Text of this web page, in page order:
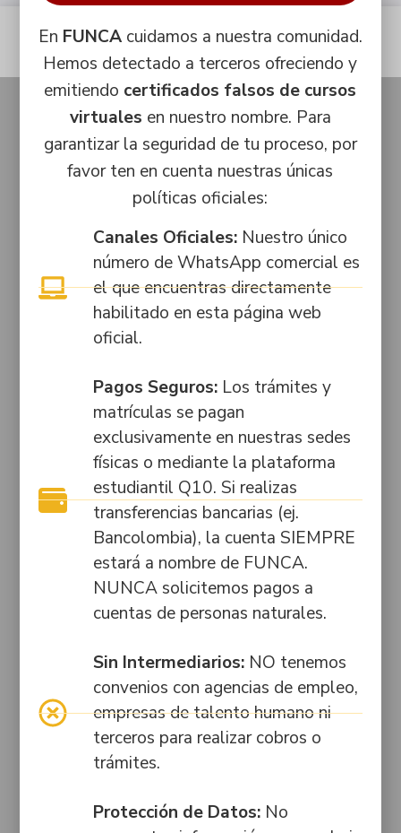
Inscríbete ahora
NIT.
800250596-
Licencia de
Funcionamiento
Sede Bogotá:
Resolución N.º
5301 de 1997,
modificada por
resoluciones
4676 de 2006
y 030045 de
2016, emitidas
Secretaría
Distrital de
Educación de
Bogotá.
Licencia de
Funcionamiento
Resolución N.º
2014, emitida
por la
Secretaría
Municipal de
Contacto
Comercial:
+57
3002226734
Académico:
+57
3042690218
Administrativo:
PBX:
6012875255
contacto@seashell-crab-
596185.hostingersite.com
Bogotá:
Av.
Caracas
# 34-
48
Itagüí:
50
#46-
35
Legal
Políticas de
tratamiento
de datos
Aviso de
privacidad
Flujograma
de
tratamiento
de datos
Solicitar
PQRSF
Consultar
estado de
PQRSF
Documentos
ESAL
Trabaja
nosotros
ingresar tu
email
nuestra
política de
tratamiento
de datos.
En FUNCAcuidamos a nuestra comunidad.
Hemos detectado a terceros ofreciendo y
emitiendo certificados falsos de cursos
virtuales en nuestro nombre. Para
garantizar la seguridad de tu proceso, por
favor ten en cuenta nuestras únicas
políticas oficiales:
Canales Oficiales:Nuestro único
número de WhatsApp comercial es
el que encuentras directamente
habilitado en esta página web
oficial.
Pagos Seguros:Los trámites y
matrículas se pagan
exclusivamente en nuestras sedes
físicas o mediante la plataforma
estudiantil Q10. Si realizas
transferencias bancarias (ej.
Bancolombia), la cuenta SIEMPRE
estará a nombre de FUNCA.
NUNCA solicitemos pagos a
cuentas de personas naturales.
Sin Intermediarios:NO tenemos
convenios con agencias de empleo,
empresas de talento humano ni
terceros para realizar cobros o
trámites.
Protección de Datos:No